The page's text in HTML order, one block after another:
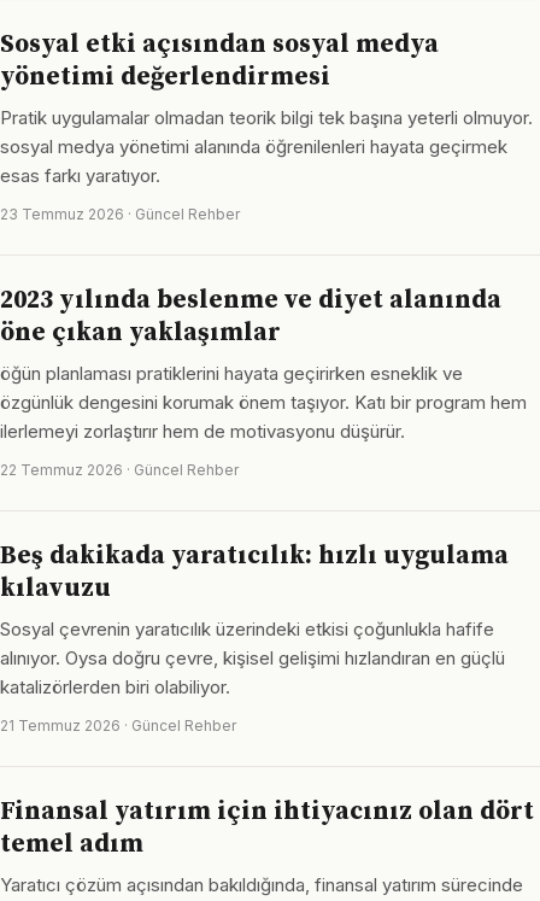
Sosyal etki açısından sosyal medya
yönetimi değerlendirmesi
Pratik uygulamalar olmadan teorik bilgi tek başına yeterli olmuyor.
sosyal medya yönetimi alanında öğrenilenleri hayata geçirmek
esas farkı yaratıyor.
23 Temmuz 2026 · Güncel Rehber
2023 yılında beslenme ve diyet alanında
öne çıkan yaklaşımlar
öğün planlaması pratiklerini hayata geçirirken esneklik ve
özgünlük dengesini korumak önem taşıyor. Katı bir program hem
ilerlemeyi zorlaştırır hem de motivasyonu düşürür.
22 Temmuz 2026 · Güncel Rehber
Beş dakikada yaratıcılık: hızlı uygulama
kılavuzu
Sosyal çevrenin yaratıcılık üzerindeki etkisi çoğunlukla hafife
alınıyor. Oysa doğru çevre, kişisel gelişimi hızlandıran en güçlü
katalizörlerden biri olabiliyor.
21 Temmuz 2026 · Güncel Rehber
Finansal yatırım için ihtiyacınız olan dört
temel adım
Yaratıcı çözüm açısından bakıldığında, finansal yatırım sürecinde